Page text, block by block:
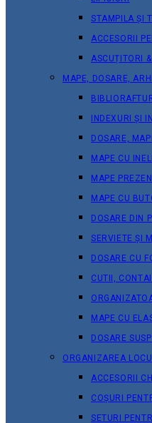
STAMPILA ȘI
ACCESORII
ASCUȚITORI
MAPE, DOSARE,
INDEXURI ȘI
DOSARE,
MAPE CU
MAPE
MAPE CU
DOSARE DIN
SERVIETE ȘI
DOSARE CU
CUTII,
MAPE CU
DOSARE
ORGANIZAREA
ACCESORII
COȘURI
SETURI